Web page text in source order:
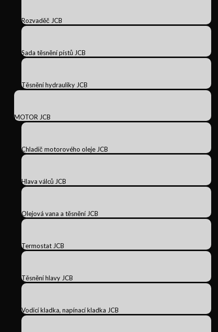
Rozvaděč JCB
Sada těsnění pístů JCB
Těsnění hydrauliky JCB
MOTOR JCB
Chladič motorového oleje JCB
Hlava válců JCB
Olejová vana a těsnění JCB
Termostat JCB
Těsnění hlavy JCB
Vodicí kladka, napínací kladka JCB